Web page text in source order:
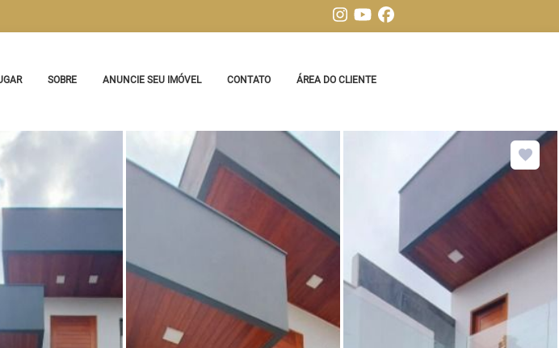
SOBRE ANUNCIE SEU IMÓVEL CONTATO ÁREA DO CLIENTE